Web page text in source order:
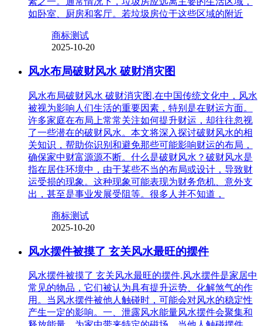
如卧室、厨房和客厅。若垃圾房位于这些区域的附近
商标测试
2025-10-20
风水布局破财风水 破财消灾图
风水布局破财风水 破财消灾图,在中国传统文化中，风水
被视为影响人们生活的重要因素，特别是在财运方面。
许多家庭在布局上常常关注如何提升财运，却往往忽视
了一些潜在的破财风水。本文将深入探讨破财风水的相
关知识，帮助你识别和避免那些可能影响财运的布局，
确保家中财富源源不断。什么是破财风水？破财风水是
指在居住环境中，由于某些不当的布局或设计，导致财
运受损的现象。这种现象可能表现为财务危机、意外支
出，甚至是事业发展受阻等。很多人并不知道，
商标测试
2025-10-20
风水摆件被摸了 玄关风水最旺的摆件
风水摆件被摸了 玄关风水最旺的摆件,风水摆件是家居中
常见的物品，它们被认为具有提升运势、化解煞气的作
用。当风水摆件被他人触碰时，可能会对风水的稳定性
产生一定的影响。一、泄露风水能量风水摆件会聚集和